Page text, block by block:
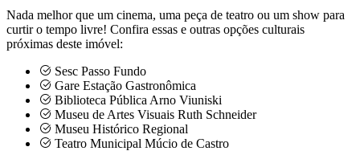
Nada melhor que um cinema, uma peça de teatro ou um show para
curtir o tempo livre! Confira essas e outras opções culturais
próximas deste imóvel:
Sesc Passo Fundo
Gare Estação Gastronômica
Biblioteca Pública Arno Viuniski
Museu de Artes Visuais Ruth Schneider
Museu Histórico Regional
Teatro Municipal Múcio de Castro